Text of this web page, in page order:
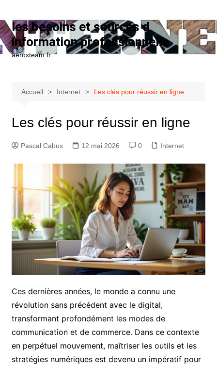
les besoins et sources d
information professionnelle
aeroxteam.fr
Accueil Internet Les clés pour réussir en ligne
Les clés pour réussir en ligne
Pascal Cabus 12 mai 2026 0 Internet
Ces dernières années, le monde a connu une
révolution sans précédent avec le digital,
transformant profondément les modes de
communication et de commerce. Dans ce contexte
en perpétuel mouvement, maîtriser les outils et les
stratégies numériques est devenu un impératif pour